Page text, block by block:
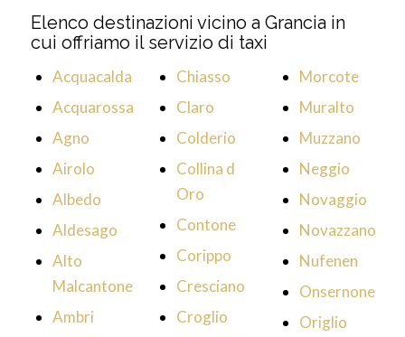
Elenco destinazioni vicino a Grancia in
cui offriamo il servizio di taxi
Acquacalda
Acquarossa
Agno
Airolo
Albedo
Aldesago
Alto
Malcantone
Ambri
Chiasso
Claro
Colderio
Collina d
Oro
Contone
Corippo
Cresciano
Croglio
Morcote
Muralto
Muzzano
Neggio
Novaggio
Novazzano
Nufenen
Onsernone
Origlio